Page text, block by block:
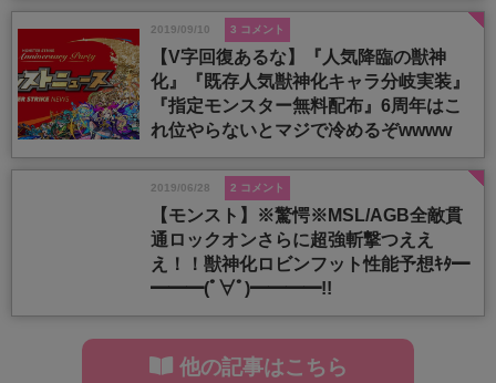
2019/09/10 3 コメント
【V字回復あるな】『人気降臨の獣神
化』『既存人気獣神化キャラ分岐実装』
『指定モンスター無料配布』6周年はこ
れ位やらないとマジで冷めるぞwwww
2019/06/28 2 コメント
【モンスト】※驚愕※MSL/AGB全敵貫
通ロックオンさらに超強斬撃つええ
え！！獣神化ロビンフット性能予想ｷﾀ━
━━━(ﾟ∀ﾟ)━━━━!!
他の記事はこちら